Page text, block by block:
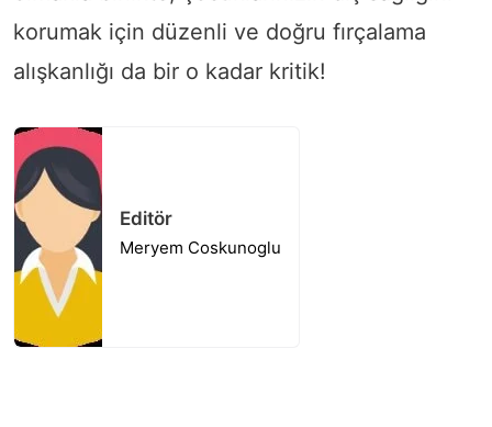
korumak için düzenli ve doğru fırçalama
alışkanlığı da bir o kadar kritik!
Editör
Meryem Coskunoglu